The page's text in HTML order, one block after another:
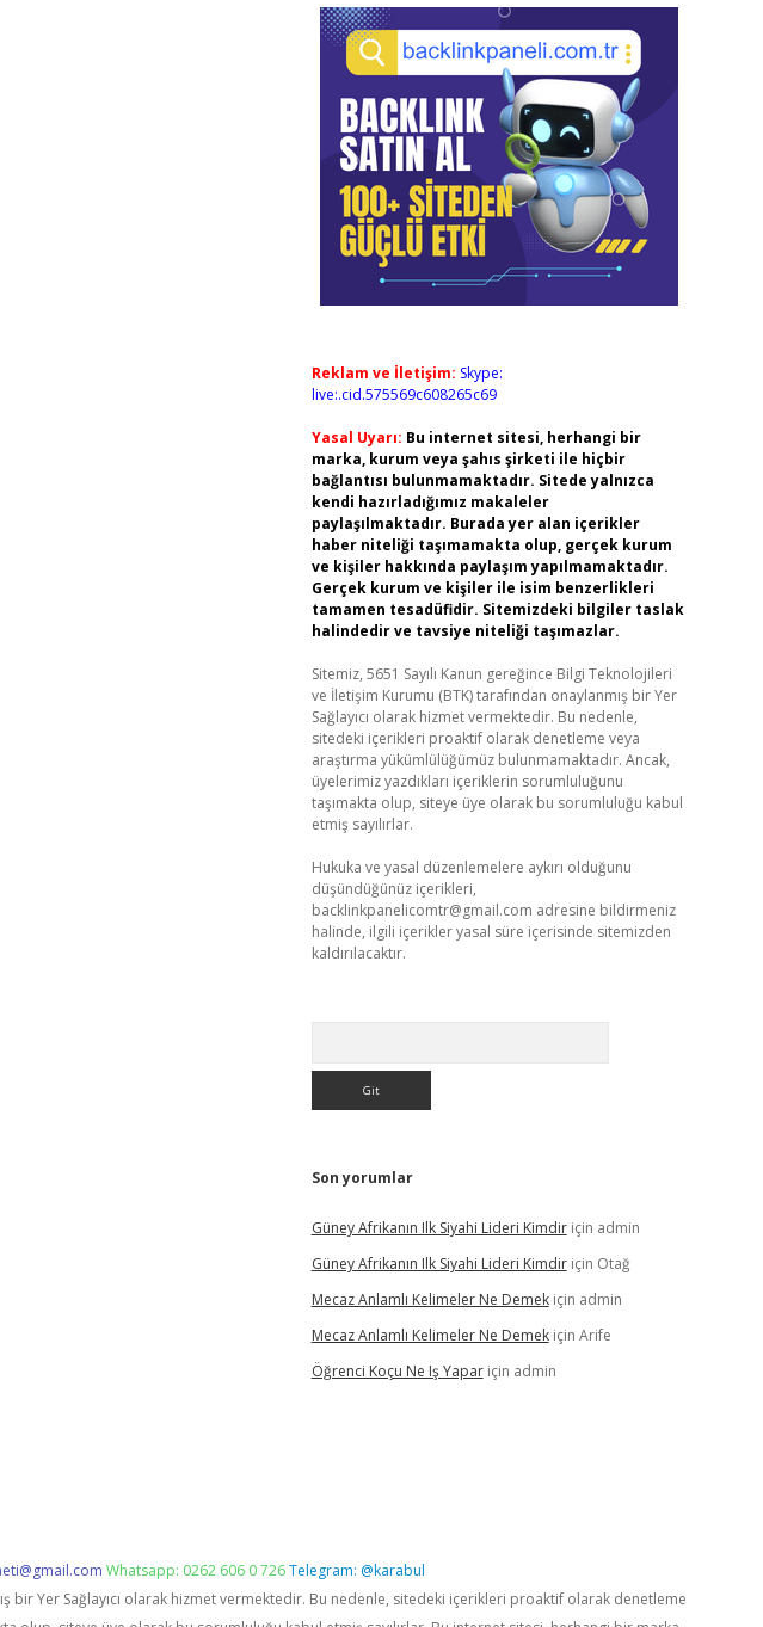
Reklam ve İletişim: Skype:
live:.cid.575569c608265c69
Yasal Uyarı: Bu internet sitesi, herhangi bir
marka, kurum veya şahıs şirketi ile hiçbir
bağlantısı bulunmamaktadır. Sitede yalnızca
kendi hazırladığımız makaleler
paylaşılmaktadır. Burada yer alan içerikler
haber niteliği taşımamakta olup, gerçek kurum
ve kişiler hakkında paylaşım yapılmamaktadır.
Gerçek kurum ve kişiler ile isim benzerlikleri
tamamen tesadüfidir. Sitemizdeki bilgiler taslak
halindedir ve tavsiye niteliği taşımazlar.
Sitemiz, 5651 Sayılı Kanun gereğince Bilgi Teknolojileri
ve İletişim Kurumu (BTK) tarafından onaylanmış bir Yer
Sağlayıcı olarak hizmet vermektedir. Bu nedenle,
sitedeki içerikleri proaktif olarak denetleme veya
araştırma yükümlülüğümüz bulunmamaktadır. Ancak,
üyelerimiz yazdıkları içeriklerin sorumluluğunu
taşımakta olup, siteye üye olarak bu sorumluluğu kabul
etmiş sayılırlar.
Hukuka ve yasal düzenlemelere aykırı olduğunu
düşündüğünüz içerikleri,
backlinkpanelicomtr@gmail.com adresine bildirmeniz
halinde, ilgili içerikler yasal süre içerisinde sitemizden
kaldırılacaktır.
Son yorumlar
Güney Afrikanın Ilk Siyahi Lideri Kimdiriçin admin
Güney Afrikanın Ilk Siyahi Lideri Kimdiriçin Otağ
Mecaz Anlamlı Kelimeler Ne Demekiçin admin
Mecaz Anlamlı Kelimeler Ne Demekiçin Arife
Öğrenci Koçu Ne Iş Yapariçin admin
Whatsapp: 0262 606 0 726Telegram: @karabul
bir Yer Sağlayıcı olarak hizmet vermektedir. Bu nedenle, sitedeki içerikleri proaktif olarak denetleme